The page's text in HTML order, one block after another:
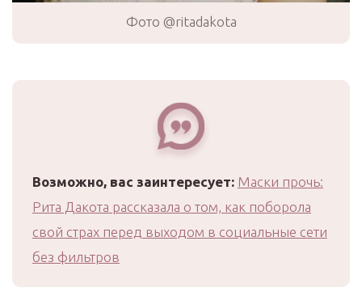
Фото @ritadakota
Возможно, вас заинтересует: Маски прочь:
Рита Дакота рассказала о том, как поборола
свой страх перед выходом в социальные сети
без фильтров